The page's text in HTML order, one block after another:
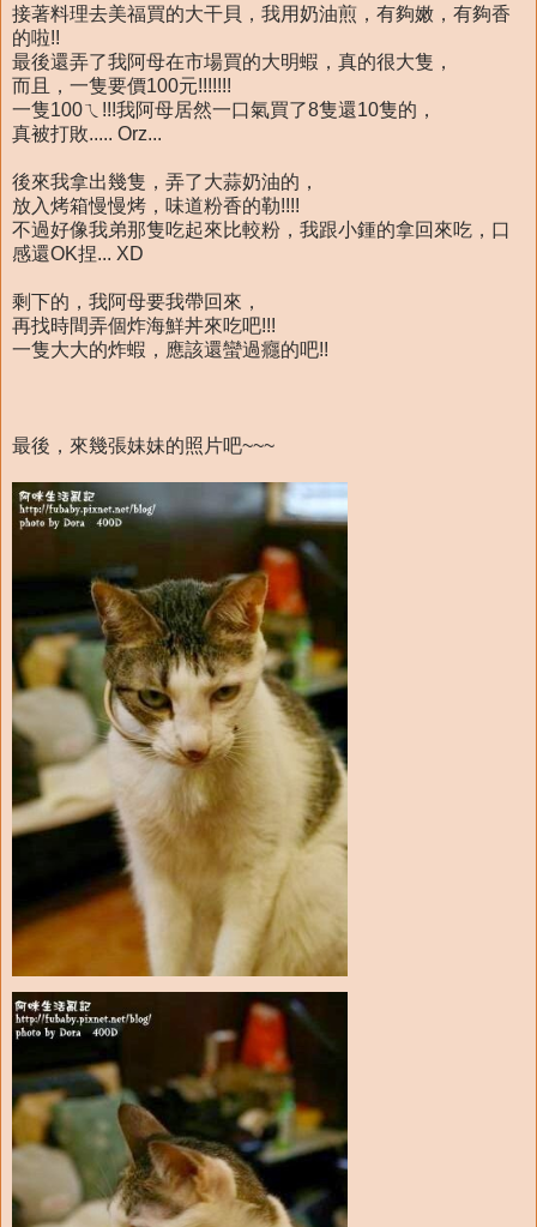
接著料理去美福買的大干貝，我用奶油煎，有夠嫩，有夠香
的啦!!
最後還弄了我阿母在市場買的大明蝦，真的很大隻，
而且，一隻要價100元!!!!!!!
一隻100ㄟ!!!我阿母居然一口氣買了8隻還10隻的，
真被打敗..... Orz...
後來我拿出幾隻，弄了大蒜奶油的，
放入烤箱慢慢烤，味道粉香的勒!!!!
不過好像我弟那隻吃起來比較粉，我跟小鍾的拿回來吃，口
感還OK捏... XD
剩下的，我阿母要我帶回來，
再找時間弄個炸海鮮丼來吃吧!!!
一隻大大的炸蝦，應該還蠻過癮的吧!!
最後，來幾張妹妹的照片吧~~~